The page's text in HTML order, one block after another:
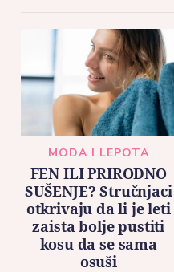
MODA I LEPOTA
FEN ILI PRIRODNO
SUŠENJE? Stručnjaci
otkrivaju da li je leti
zaista bolje pustiti
kosu da se sama
osuši